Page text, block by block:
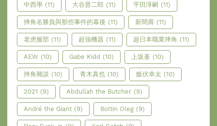
中西學 (11) 大谷晉二郎 (11) 平田淳嗣 (11)
摔角名勝負與那些事件的幕後 (11) 新間壽 (11)
老虎服部 (11) 超強機器 (11) 超日本職業摔角 (11)
AEW (10) Gabe Kidd (10) 上坂堇 (10)
摔角雜談 (10) 青木真也 (10) 飯伏幸太 (10)
2021 (9) Abdullah the Butcher (9)
André the Giant (9) Boltin Oleg (9)